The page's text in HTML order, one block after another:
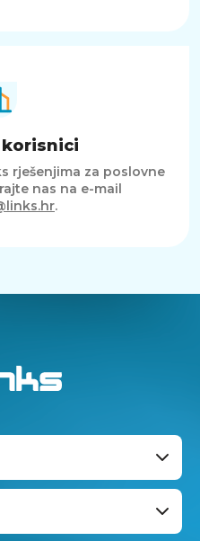
rješenjima za poslovne
nas na e-mail
.